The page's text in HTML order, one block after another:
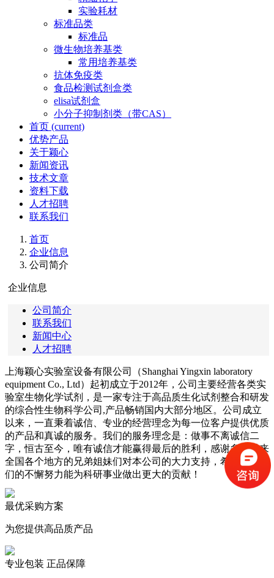
实验耗材
标准品类
标准品
微生物培养基类
常用培养基类
抗体免疫类
食品检测试剂盒类
elisa试剂盒
小分子抑制剂类（带CAS）
首页 (current)
优势产品
关于颖心
新闻资讯
技术文章
资料下载
人才招聘
联系我们
首页
企业信息
公司简介
企业信息
公司简介
联系我们
新闻中心
人才招聘
上海颖心实验室设备有限公司（Shanghai Yingxin laboratory
equipment Co., Ltd）起初成立于2012年，公司主要经营各类实
验室生物化学试剂，是一家专注于高品质生化试剂整合和研发
的综合性生物科学公司,产品畅销国内大部分地区。公司成立
以来，一直秉着诚信、专业的经营理念为每一位客户提供优质
的产品和真诚的服务。我们的服务理念是：做事不离诚信二
字，恒古至今，唯有诚信才能赢得最后的胜利，感谢多年以来
全国各个地方的兄弟姐妹们对本公司的大力支持，希望通过我
们的不懈努力能为科研事业做出更大的贡献！
最优采购方案
为您提供高品质产品
专业包装 正品保障